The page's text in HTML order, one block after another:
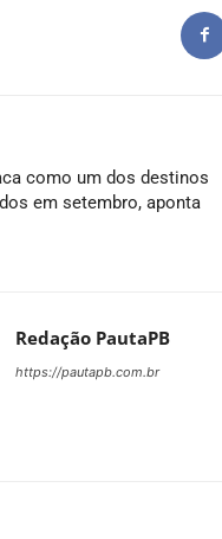
como um dos destinos
em setembro, aponta
Redação PautaPB
https://pautapb.com.br